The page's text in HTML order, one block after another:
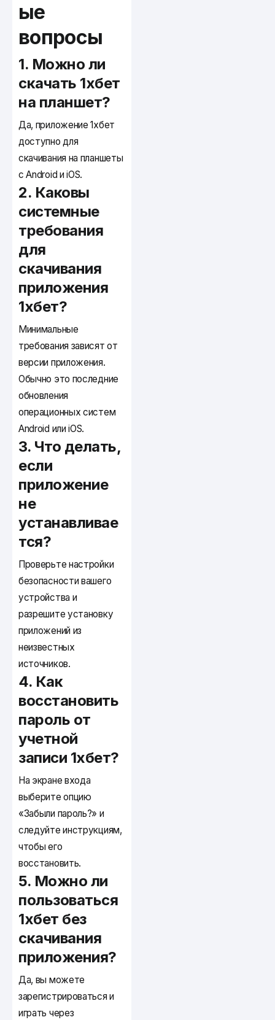
ые
вопросы
1. Можно ли
скачать 1хбет
на планшет?
Да, приложение 1хбет
доступно для
скачивания на планшеты
с Android и iOS.
2. Каковы
системные
требования
для
скачивания
приложения
1хбет?
Минимальные
требования зависят от
версии приложения.
Обычно это последние
обновления
операционных систем
Android или iOS.
3. Что делать,
если
приложение
не
устанавливае
тся?
Проверьте настройки
безопасности вашего
устройства и
разрешите установку
приложений из
неизвестных
источников.
4. Как
восстановить
пароль от
учетной
записи 1хбет?
На экране входа
выберите опцию
«Забыли пароль?» и
следуйте инструкциям,
чтобы его
восстановить.
5. Можно ли
пользоваться
1хбет без
скачивания
приложения?
Да, вы можете
зарегистрироваться и
играть через